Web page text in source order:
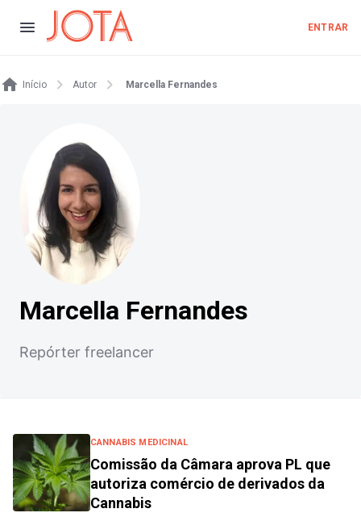
ENTRAR
Início Autor Marcella Fernandes
Marcella Fernandes
Repórter freelancer
CANNABIS MEDICINAL
Comissão da Câmara aprova PL que
autoriza comércio de derivados da
Cannabis